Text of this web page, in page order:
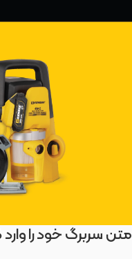
متن سربرگ خود را وارد